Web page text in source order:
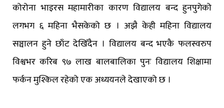
कोरोना भाइरस महामारीका कारण विद्यालय बन्द हुनपुगेको
लगभग ६ महिना भैसकेको छ । अझै केही महिना विद्यालय
सञ्चालन हुने छाँट देखिँदैन । विद्यालय बन्द भएकै फलस्वरुप
विश्वभर करिब ९७ लाख बालबालिका पुनः विद्यालय शिक्षामा
फर्कन मुश्किल रहेको एक अध्ययनले देखाएको छ ।